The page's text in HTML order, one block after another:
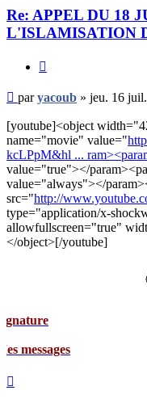
Re: APPEL DU 18
L'ISLAMISATION
Message
non
lu
paryacoub » jeu. 16
[youtube]<object
name="movie" value="
kcLPpM&hl ...
value="true"></
value="always"></
src="http://
type="application/x-
allowfullscreen="true"
</object>[/youtube]